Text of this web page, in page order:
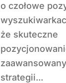
o czołowe
że skuteczne
strategii...